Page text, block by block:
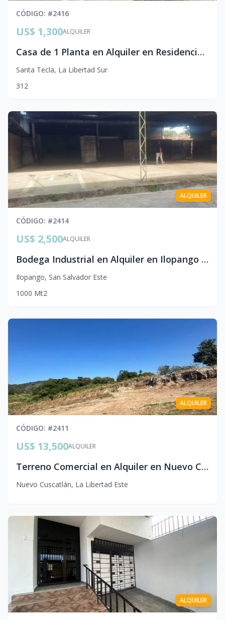
CÓDIGO: #2416
ALQUILER
US$ 1,300
Casa de 1 Planta en Alquiler en Residencial Buena Vista 1, Santa Tecla 3 Hab
Santa Tecla, La Libertad Sur
31 2
ALQUILER
CÓDIGO: #2414
ALQUILER
US$ 2,500
Bodega Industrial en Alquiler en Ilopango | 1,000 m2 con Andén de Carga | Precio Negociable con Reparaciones a Medida
Ilopango, San Salvador Este
1000 Mt2
ALQUILER
CÓDIGO: #2411
ALQUILER
US$ 13,500
Terreno Comercial en Alquiler en Nuevo Cuscatlán | 13,500 v² Cerca de Salamanca
Nuevo Cuscatlán, La Libertad Este
ALQUILER